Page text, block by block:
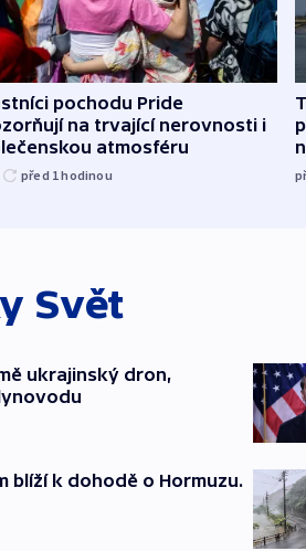
pochodu Pride
na trvající nerovnosti i
atmosféru
před 1hodinou
Svět
ukrajinský dron,
blíží k dohodě o Hormuzu.